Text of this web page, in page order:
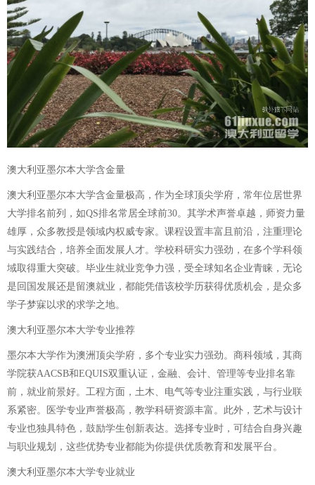
澳大利亚墨尔本大学含金量
澳大利亚墨尔本大学含金量极高，作为全球顶尖学府，常年位居世界
大学排名前列，如QS排名常居全球前30。其学术声誉卓越，师资力量
雄厚，众多教授是领域内权威专家。课程设置丰富且前沿，注重理论
与实践结合，培养全面发展人才。学校科研实力强劲，在多个学科领
域取得重大突破。毕业生就业竞争力强，受全球知名企业青睐，无论
是回国发展还是留澳就业，都能凭借该校学历获得优质机会，是众多
学子梦寐以求的求学之地。
澳大利亚墨尔本大学专业推荐
墨尔本大学作为澳洲顶尖学府，多个专业实力强劲。商科领域，其商
学院获AACSB和EQUIS双重认证，金融、会计、管理等专业排名靠
前，就业前景好。工程方面，土木、电气等专业注重实践，与行业联
系紧密。医学专业声誉极高，教学科研资源丰富。此外，艺术与设计
专业也独具特色，鼓励学生创新表达。选择专业时，可结合自身兴趣
与职业规划，这些优势专业都能为你提供优质教育和发展平台。
澳大利亚墨尔本大学专业就业